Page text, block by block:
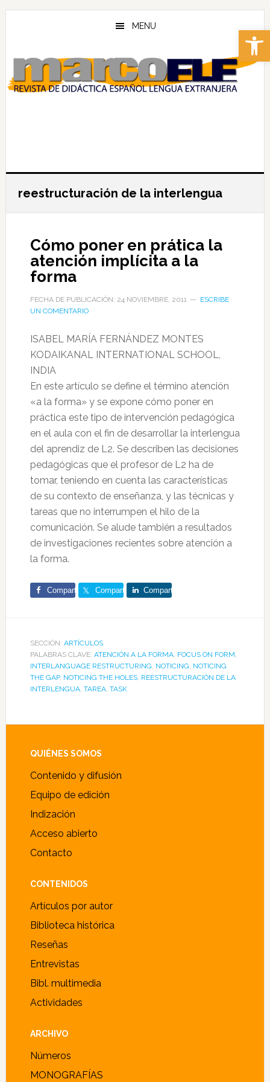
Abrir
Skip
content
Skip
MENU
reestructuración de la interlengua
Cómo poner en prática la
atención implícita a la
forma
FECHA DE PUBLICACIÓN: 24 NOVIEMBRE, 2011
ESCRIBE
UN COMENTARIO
ISABEL MARÍA FERNÁNDEZ MONTES
KODAIKANAL INTERNATIONAL SCHOOL,
INDIA
En este artículo se define el término atención
«a la forma» y se expone cómo poner en
práctica este tipo de intervención pedagógica
en el aula con el fin de desarrollar la interlengua
del aprendiz de L2. Se describen las decisiones
pedagógicas que el profesor de L2 ha de
tomar, teniendo en cuenta las características
de su contexto de enseñanza, y las técnicas y
tareas que no interrumpen el hilo de la
comunicación. Se alude también a resultados
de investigaciones recientes sobre atención a
la forma.
Comparte Comparte Comparte
SECCIÓN: ARTÍCULOS
PALABRAS CLAVE: ATENCIÓN A LA FORMA, FOCUS ON FORM,
INTERLANGUAGE RESTRUCTURING, NOTICING, NOTICING
THE GAP, NOTICING THE HOLES, REESTRUCTURACIÓN DE LA
INTERLENGUA, TAREA, TASK
Footer
QUIÉNES SOMOS
Contenido y difusión
Equipo de edición
Indización
Acceso abierto
Contacto
CONTENIDOS
Artículos por autor
Biblioteca histórica
Reseñas
Entrevistas
Bibl. multimedia
Actividades
ARCHIVO
Números
MONOGRAFÍAS